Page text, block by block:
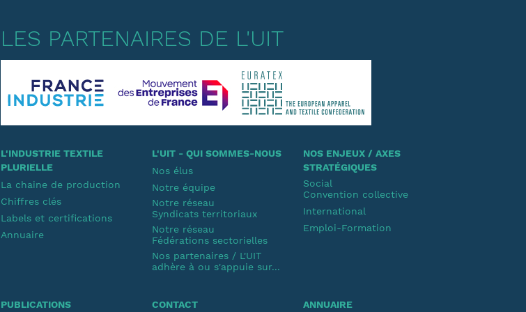
LES PARTENAIRES DE L'UIT
L'INDUSTRIE TEXTILE
PLURIELLE
La chaine de production
Chiffres clés
Labels et certifications
Annuaire
L'UIT - QUI SOMMES-NOUS
Nos élus
Notre équipe
Notre réseau
Syndicats territoriaux
Notre réseau
Fédérations sectorielles
Nos partenaires / L'UIT
adhère à ou s'appuie sur...
NOS ENJEUX / AXES
STRATÉGIQUES
Social
Convention collective
International
Emploi-Formation
PUBLICATIONS CONTACT ANNUAIRE